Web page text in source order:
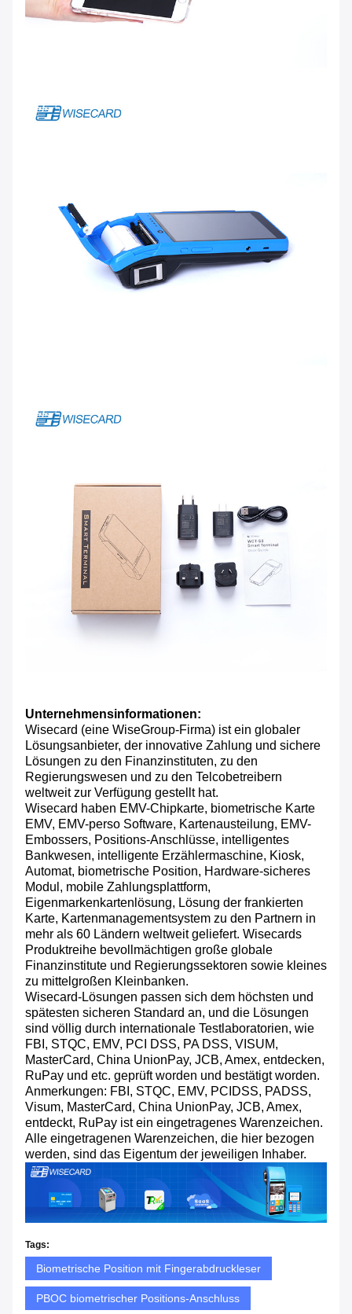
Unternehmensinformationen:
Wisecard (eine WiseGroup-Firma) ist ein globaler
Lösungsanbieter, der innovative Zahlung und sichere
Lösungen zu den Finanzinstituten, zu den
Regierungswesen und zu den Telcobetreibern
weltweit zur Verfügung gestellt hat.
Wisecard haben EMV-Chipkarte, biometrische Karte
EMV, EMV-perso Software, Kartenausteilung, EMV-
Embossers, Positions-Anschlüsse, intelligentes
Bankwesen, intelligente Erzählermaschine, Kiosk,
Automat, biometrische Position, Hardware-sicheres
Modul, mobile Zahlungsplattform,
Eigenmarkenkartenlösung, Lösung der frankierten
Karte, Kartenmanagementsystem zu den Partnern in
mehr als 60 Ländern weltweit geliefert. Wisecards
Produktreihe bevollmächtigen große globale
Finanzinstitute und Regierungssektoren sowie kleines
zu mittelgroßen Kleinbanken.
Wisecard-Lösungen passen sich dem höchsten und
spätesten sicheren Standard an, und die Lösungen
sind völlig durch internationale Testlaboratorien, wie
FBI, STQC, EMV, PCI DSS, PA DSS, VISUM,
MasterCard, China UnionPay, JCB, Amex, entdecken,
RuPay und etc. geprüft worden und bestätigt worden.
Anmerkungen: FBI, STQC, EMV, PCIDSS, PADSS,
Visum, MasterCard, China UnionPay, JCB, Amex,
entdeckt, RuPay ist ein eingetragenes Warenzeichen.
Alle eingetragenen Warenzeichen, die hier bezogen
werden, sind das Eigentum der jeweiligen Inhaber.
Tags:
Biometrische Position mit Fingerabdruckleser
PBOC biometrischer Positions-Anschluss